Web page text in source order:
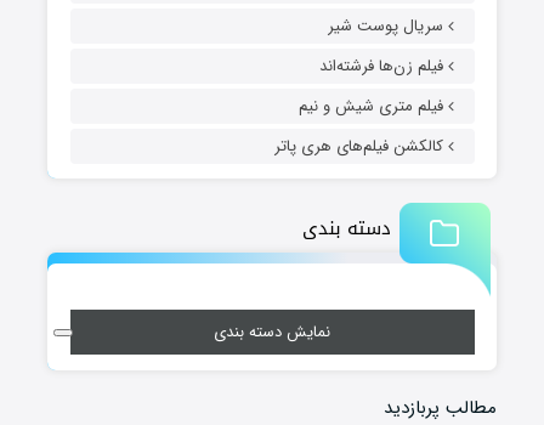
سریال پوست شیر
فیلم زن‌ها فرشته‌اند
فیلم متری شیش و نیم
کالکشن فیلم‌های هری پاتر
دسته بندی
نمایش دسته بندی
مطالب پربازدید